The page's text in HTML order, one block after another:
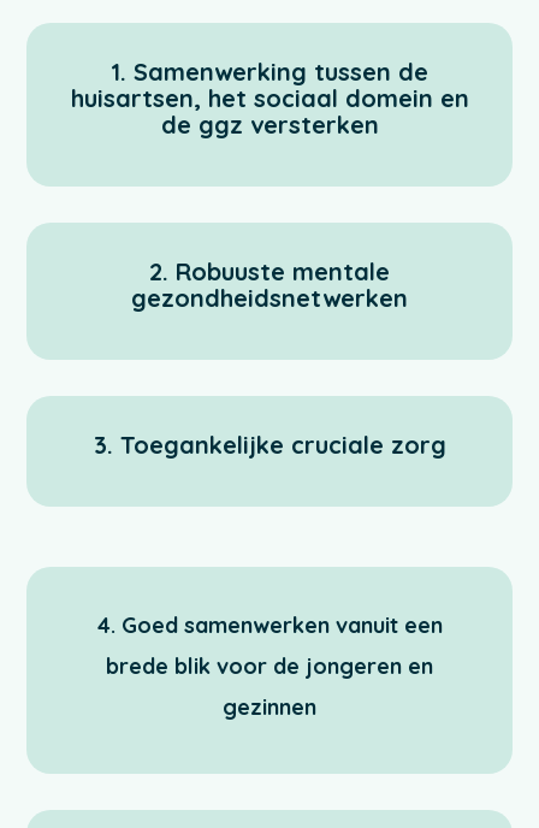
1. Samenwerking tussen de
huisartsen, het sociaal domein en
de ggz versterken
2. Robuuste mentale
gezondheidsnetwerken
3. Toegankelijke cruciale zorg
4. Goed samenwerken vanuit een
brede blik voor de jongeren en
gezinnen